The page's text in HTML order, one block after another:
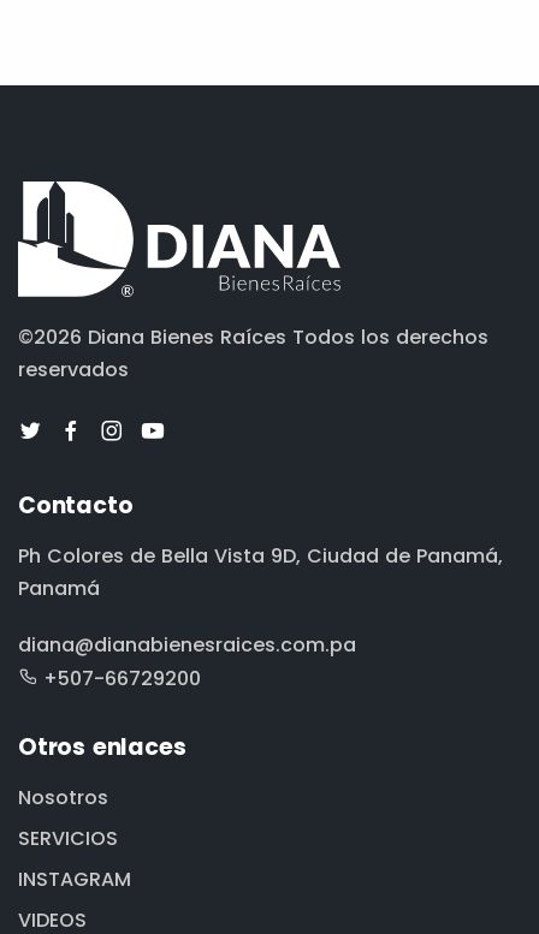
©2026 Diana Bienes Raíces Todos los derechos
reservados
Contacto
Ph Colores de Bella Vista 9D, Ciudad de Panamá,
Panamá
diana@dianabienesraices.com.pa
+507-66729200
Otros enlaces
Nosotros
SERVICIOS
INSTAGRAM
VIDEOS